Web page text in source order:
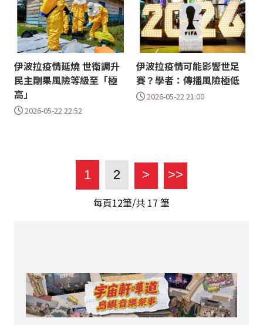
伊波拉疫情延燒 世衛調升
民主剛果風險等級至「極
高」
2026-05-22 22:52
伊波拉疫情可能影響世足
賽？學者：傳播風險極低
2026-05-22 21:00
1 2 > >>
每頁12筆/共 17 筆